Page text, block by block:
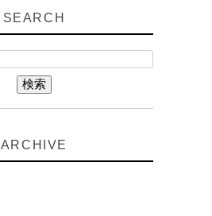
SEARCH
ARCHIVE